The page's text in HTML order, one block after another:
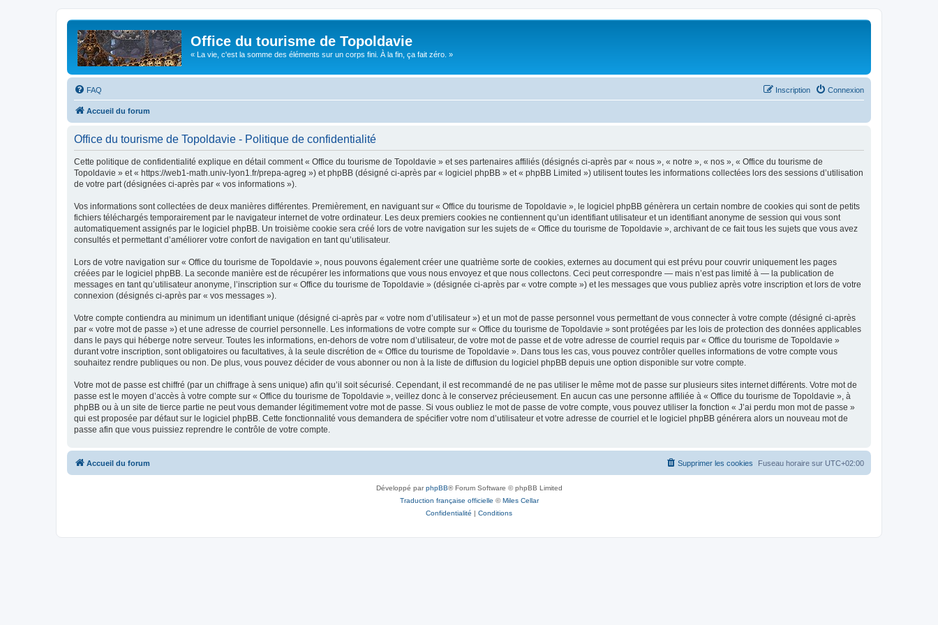
Office du tourisme de Topoldavie
« La vie, c'est la somme des éléments sur un corps fini. À la fin, ça fait zéro. »
FAQ Connexion
Inscription
Accueil du forum
Office du tourisme de Topoldavie - Politique de confidentialité
Cette politique de confidentialité explique en détail comment « Office du tourisme de Topoldavie » et ses partenaires affiliés (désignés ci-après par « nous », « notre », « nos », « Office du tourisme de
Topoldavie » et « https://web1-math.univ-lyon1.fr/prepa-agreg ») et phpBB (désigné ci-après par « logiciel phpBB » et « phpBB Limited ») utilisent toutes les informations collectées lors des sessions d’utilisation
de votre part (désignées ci-après par « vos informations »).
Vos informations sont collectées de deux manières différentes. Premièrement, en naviguant sur « Office du tourisme de Topoldavie », le logiciel phpBB génèrera un certain nombre de cookies qui sont de petits
fichiers téléchargés temporairement par le navigateur internet de votre ordinateur. Les deux premiers cookies ne contiennent qu’un identifiant utilisateur et un identifiant anonyme de session qui vous sont
automatiquement assignés par le logiciel phpBB. Un troisième cookie sera créé lors de votre navigation sur les sujets de « Office du tourisme de Topoldavie », archivant de ce fait tous les sujets que vous avez
consultés et permettant d’améliorer votre confort de navigation en tant qu’utilisateur.
Lors de votre navigation sur « Office du tourisme de Topoldavie », nous pouvons également créer une quatrième sorte de cookies, externes au document qui est prévu pour couvrir uniquement les pages
créées par le logiciel phpBB. La seconde manière est de récupérer les informations que vous nous envoyez et que nous collectons. Ceci peut correspondre — mais n’est pas limité à — la publication de
messages en tant qu’utilisateur anonyme, l’inscription sur « Office du tourisme de Topoldavie » (désignée ci-après par « votre compte ») et les messages que vous publiez après votre inscription et lors de votre
connexion (désignés ci-après par « vos messages »).
Votre compte contiendra au minimum un identifiant unique (désigné ci-après par « votre nom d’utilisateur ») et un mot de passe personnel vous permettant de vous connecter à votre compte (désigné ci-après
par « votre mot de passe ») et une adresse de courriel personnelle. Les informations de votre compte sur « Office du tourisme de Topoldavie » sont protégées par les lois de protection des données applicables
dans le pays qui héberge notre serveur. Toutes les informations, en-dehors de votre nom d’utilisateur, de votre mot de passe et de votre adresse de courriel requis par « Office du tourisme de Topoldavie »
durant votre inscription, sont obligatoires ou facultatives, à la seule discrétion de « Office du tourisme de Topoldavie ». Dans tous les cas, vous pouvez contrôler quelles informations de votre compte vous
souhaitez rendre publiques ou non. De plus, vous pouvez décider de vous abonner ou non à la liste de diffusion du logiciel phpBB depuis une option disponible sur votre compte.
Votre mot de passe est chiffré (par un chiffrage à sens unique) afin qu’il soit sécurisé. Cependant, il est recommandé de ne pas utiliser le même mot de passe sur plusieurs sites internet différents. Votre mot de
passe est le moyen d’accès à votre compte sur « Office du tourisme de Topoldavie », veillez donc à le conservez précieusement. En aucun cas une personne affiliée à « Office du tourisme de Topoldavie », à
phpBB ou à un site de tierce partie ne peut vous demander légitimement votre mot de passe. Si vous oubliez le mot de passe de votre compte, vous pouvez utiliser la fonction « J’ai perdu mon mot de passe »
qui est proposée par défaut sur le logiciel phpBB. Cette fonctionnalité vous demandera de spécifier votre nom d’utilisateur et votre adresse de courriel et le logiciel phpBB générera alors un nouveau mot de
passe afin que vous puissiez reprendre le contrôle de votre compte.
Accueil du forum Fuseau horaire sur UTC+02:00
Supprimer les cookies
Développé parphpBB® Forum Software © phpBB Limited
Traduction française officielle ©Miles Cellar
Confidentialité | Conditions